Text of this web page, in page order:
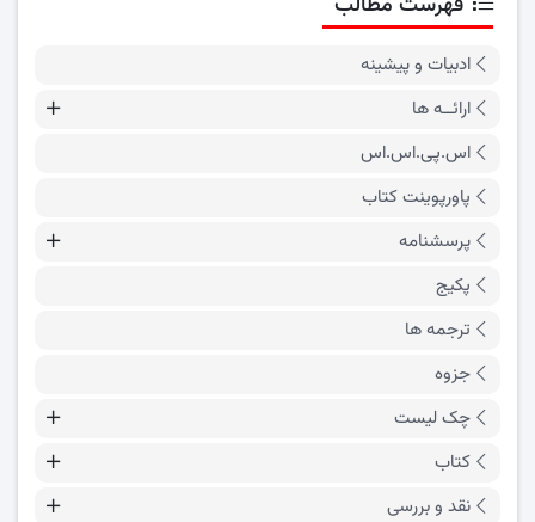
ادبیات و پیشینه
ارائــه ها
اس.پی.اس.اس
پاورپوینت کتاب
پرسشنامه
پکیج
ترجمه ها
جزوه
چک لیست
کتاب
نقد و بررسی